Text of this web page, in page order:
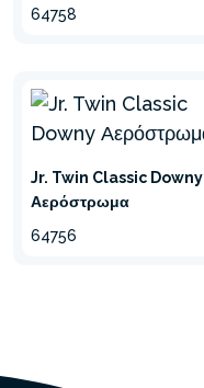
64758
Jr. Twin Classic Downy
Αερόστρωμα
64756